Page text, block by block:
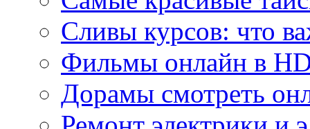
Сливы курсов: что
Фильмы онлайн в
Дорамы смотреть